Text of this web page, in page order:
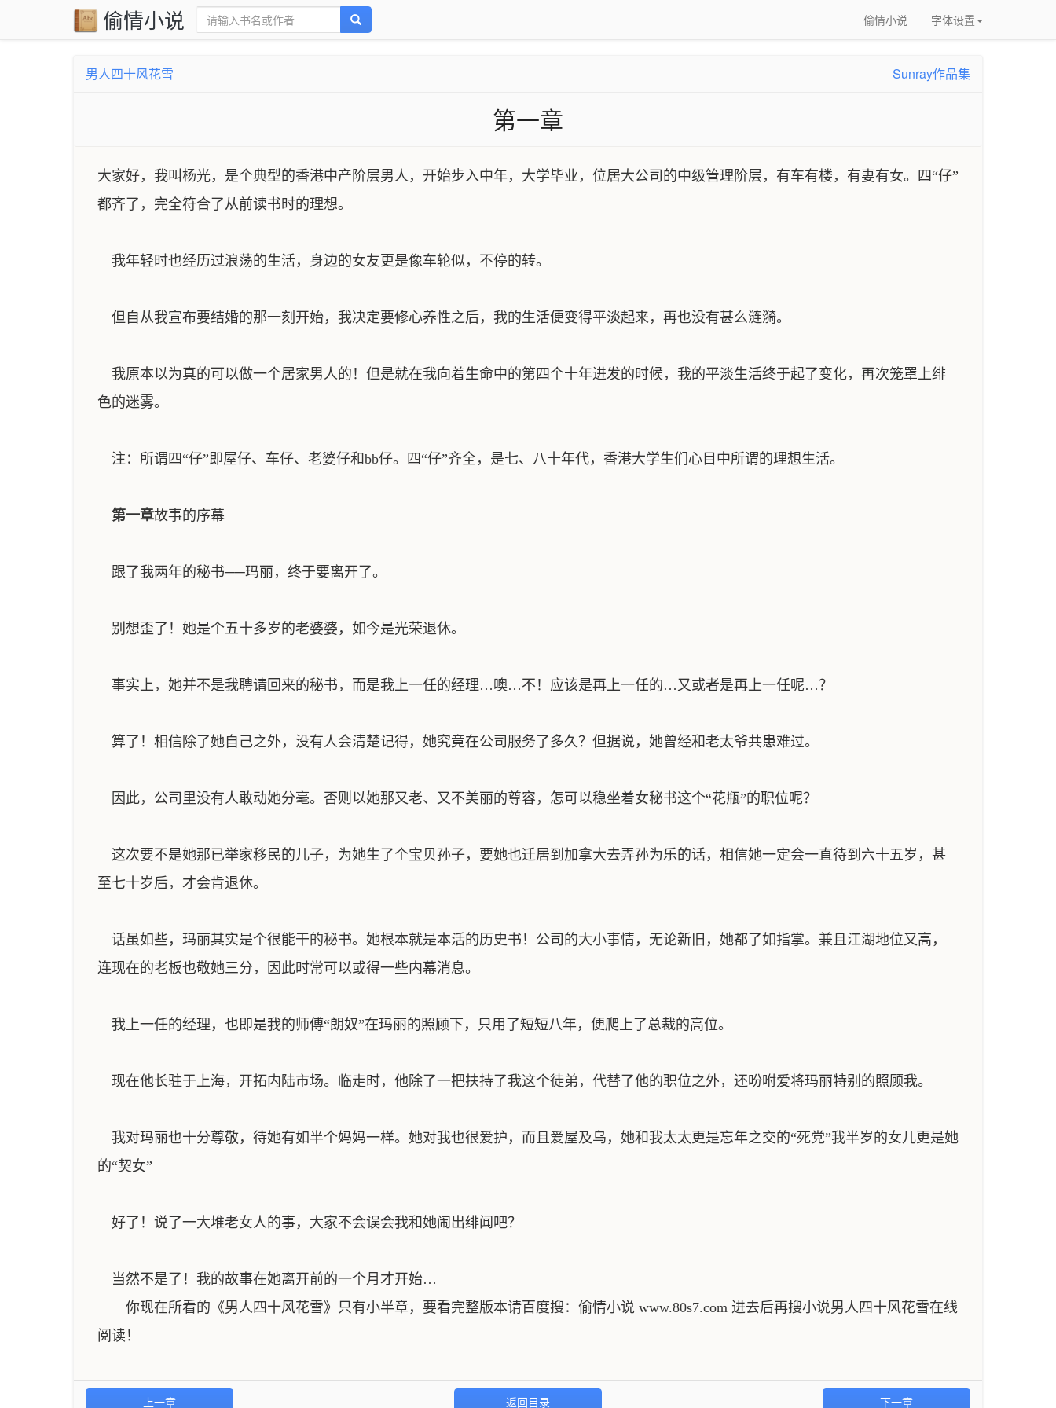
偷情小说 偷情小说 字体设置
男人四十风花雪 Sunray作品集
第一章
大家好，我叫杨光，是个典型的香港中产阶层男人，开始步入中年，大学毕业，位居大公司的中级管理阶层，有车有楼，有妻有女。四“仔”
都齐了，完全符合了从前读书时的理想。
我年轻时也经历过浪荡的生活，身边的女友更是像车轮似，不停的转。
但自从我宣布要结婚的那一刻开始，我决定要修心养性之后，我的生活便变得平淡起来，再也没有甚么涟漪。
我原本以为真的可以做一个居家男人的！但是就在我向着生命中的第四个十年进发的时候，我的平淡生活终于起了变化，再次笼罩上绯
色的迷雾。
注：所谓四“仔”即屋仔、车仔、老婆仔和bb仔。四“仔”齐全，是七、八十年代，香港大学生们心目中所谓的理想生活。
第一章故事的序幕
跟了我两年的秘书──玛丽，终于要离开了。
别想歪了！她是个五十多岁的老婆婆，如今是光荣退休。
事实上，她并不是我聘请回来的秘书，而是我上一任的经理…噢…不！应该是再上一任的…又或者是再上一任呢…？
算了！相信除了她自己之外，没有人会清楚记得，她究竟在公司服务了多久？但据说，她曾经和老太爷共患难过。
因此，公司里没有人敢动她分毫。否则以她那又老、又不美丽的尊容，怎可以稳坐着女秘书这个“花瓶”的职位呢？
这次要不是她那已举家移民的儿子，为她生了个宝贝孙子，要她也迁居到加拿大去弄孙为乐的话，相信她一定会一直待到六十五岁，甚
至七十岁后，才会肯退休。
话虽如些，玛丽其实是个很能干的秘书。她根本就是本活的历史书！公司的大小事情，无论新旧，她都了如指掌。兼且江湖地位又高，
连现在的老板也敬她三分，因此时常可以或得一些内幕消息。
我上一任的经理，也即是我的师傅“朗奴”在玛丽的照顾下，只用了短短八年，便爬上了总裁的高位。
现在他长驻于上海，开拓内陆市场。临走时，他除了一把扶持了我这个徒弟，代替了他的职位之外，还吩咐爱将玛丽特别的照顾我。
我对玛丽也十分尊敬，待她有如半个妈妈一样。她对我也很爱护，而且爱屋及乌，她和我太太更是忘年之交的“死党”我半岁的女儿更是她
的“契女”
好了！说了一大堆老女人的事，大家不会误会我和她闹出绯闻吧？
当然不是了！我的故事在她离开前的一个月才开始…
你现在所看的《男人四十风花雪》只有小半章，要看完整版本请百度搜：偷情小说 www.80s7.com 进去后再搜小说男人四十风花雪在线
阅读！
上一章 返回目录 下一章